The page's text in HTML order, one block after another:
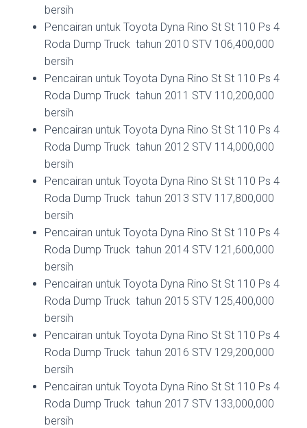
bersih
Pencairan untuk Toyota Dyna Rino St St 110 Ps 4
Roda Dump Truck tahun 2010 STV 106,400,000
bersih
Pencairan untuk Toyota Dyna Rino St St 110 Ps 4
Roda Dump Truck tahun 2011 STV 110,200,000
bersih
Pencairan untuk Toyota Dyna Rino St St 110 Ps 4
Roda Dump Truck tahun 2012 STV 114,000,000
bersih
Pencairan untuk Toyota Dyna Rino St St 110 Ps 4
Roda Dump Truck tahun 2013 STV 117,800,000
bersih
Pencairan untuk Toyota Dyna Rino St St 110 Ps 4
Roda Dump Truck tahun 2014 STV 121,600,000
bersih
Pencairan untuk Toyota Dyna Rino St St 110 Ps 4
Roda Dump Truck tahun 2015 STV 125,400,000
bersih
Pencairan untuk Toyota Dyna Rino St St 110 Ps 4
Roda Dump Truck tahun 2016 STV 129,200,000
bersih
Pencairan untuk Toyota Dyna Rino St St 110 Ps 4
Roda Dump Truck tahun 2017 STV 133,000,000
bersih